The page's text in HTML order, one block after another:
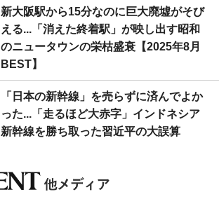
新大阪駅から15分なのに巨大廃墟がそび
える...「消えた終着駅」が映し出す昭和
のニュータウンの栄枯盛衰【2025年8月
BEST】
「日本の新幹線」を売らずに済んでよか
った...「走るほど大赤字」インドネシア
新幹線を勝ち取った習近平の大誤算